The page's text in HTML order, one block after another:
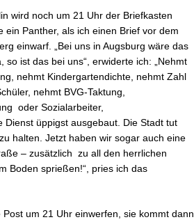
wird noch um 21 Uhr der Briefkasten
ein Panther, als ich einen Brief vor dem
einwarf. „Bei uns in Augsburg wäre das
so ist das bei uns“, erwiderte ich: „Nehmt
nehmt Kindergartendichte, nehmt Zahl
nehmt BVG-Taktung,
oder Sozialarbeiter,
üppigst ausgebaut. Die Stadt tut
halten. Jetzt haben wir sogar auch eine
– zusätzlich zu all den herrlichen
Boden sprießen!“, pries ich das
um 21 Uhr einwerfen, sie kommt dann